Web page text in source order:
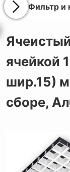
Фильтр и
ячейкой
шир.15)
сборе,